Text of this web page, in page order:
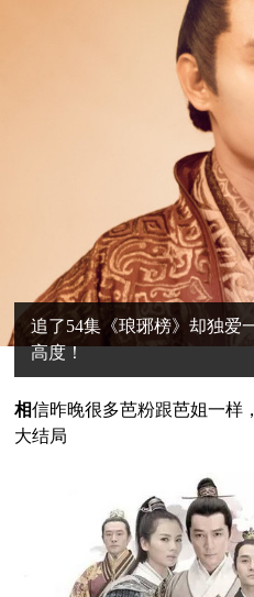
追了54集《琅琊榜》却独爱
高度！
相信昨晚很多芭粉跟芭姐一样
大结局